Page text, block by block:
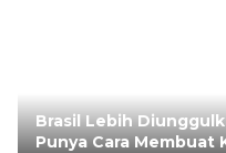
Brasil Lebih
Punya Cara Membuat